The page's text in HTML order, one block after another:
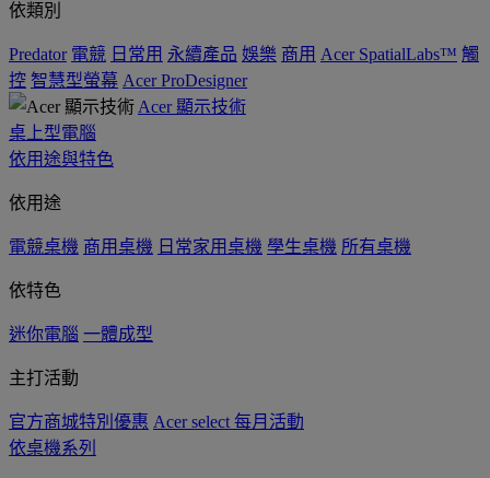
依類別
Predator 電競 日常用 永續產品 娛樂 商用 Acer SpatialLabs™ 觸
控 智慧型螢幕 Acer ProDesigner
Acer 顯示技術
桌上型電腦
依用途與特色
依用途
電競桌機 商用桌機 日常家用桌機 學生桌機 所有桌機
依特色
迷你電腦 一體成型
主打活動
官方商城特別優惠 Acer select 每月活動
依桌機系列